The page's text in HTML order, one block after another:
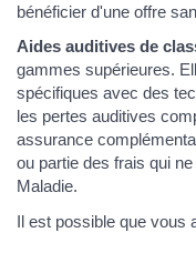
bénéficier d'une offre
Aides auditives de
gammes supérieures.
spécifiques avec des
les pertes auditives
assurance
ou partie des frais qui
Maladie.
Il est possible que vous